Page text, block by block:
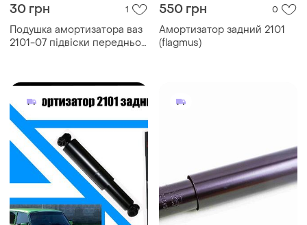
30 грн 1
Подушка амортизатора ваз
2101-07 підвіски передньої
550 грн 0
Амортизатор задний 2101
(flagmus)